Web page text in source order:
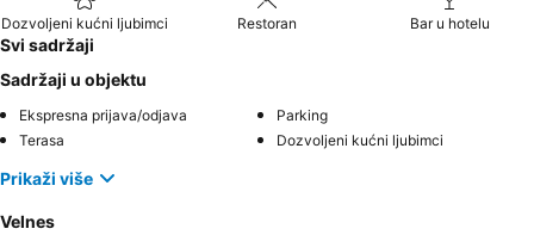
Dozvoljeni kućni ljubimci Restoran Bar u hotelu
Svi sadržaji
Sadržaji u objektu
Ekspresna prijava/odjava
Parking
Terasa
Dozvoljeni kućni ljubimci
Prikaži više
Velnes